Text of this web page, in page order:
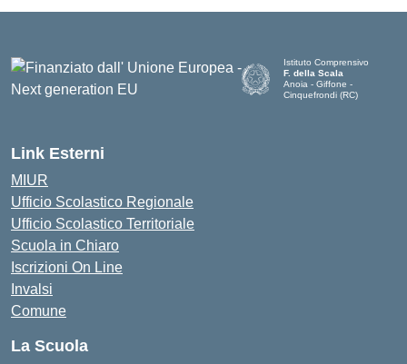
Istituto Comprensivo
F. della Scala
Anoia - Giffone -
Cinquefrondi (RC)
Link Esterni
MIUR
Ufficio Scolastico Regionale
Ufficio Scolastico Territoriale
Scuola in Chiaro
Iscrizioni On Line
Invalsi
Comune
La Scuola